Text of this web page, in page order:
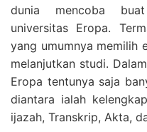
dunia mencoba
universitas Eropa.
yang umumnya memilih
melanjutkan studi.
Eropa tentunya saja
diantara ialah
ijazah, Transkrip, Akta,